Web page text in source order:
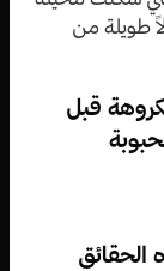
طويلة من
قبل